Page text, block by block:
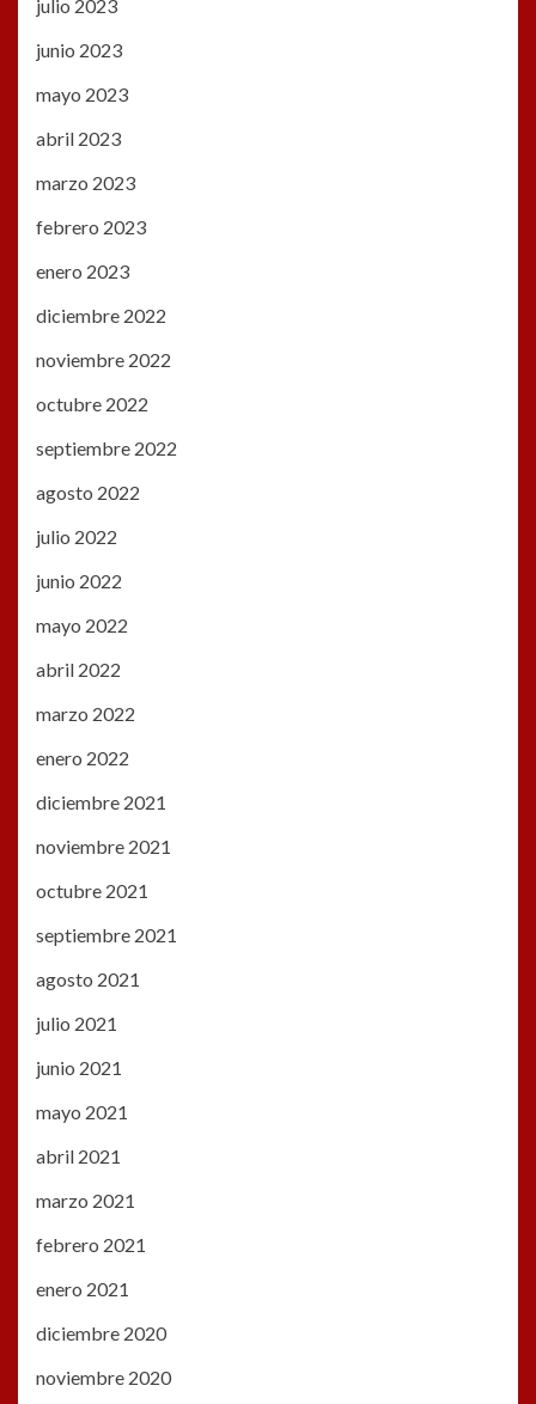
julio 2023
junio 2023
mayo 2023
abril 2023
marzo 2023
febrero 2023
enero 2023
diciembre 2022
noviembre 2022
octubre 2022
septiembre 2022
agosto 2022
julio 2022
junio 2022
mayo 2022
abril 2022
marzo 2022
enero 2022
diciembre 2021
noviembre 2021
octubre 2021
septiembre 2021
agosto 2021
julio 2021
junio 2021
mayo 2021
abril 2021
marzo 2021
febrero 2021
enero 2021
diciembre 2020
noviembre 2020